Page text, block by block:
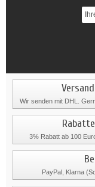
Wir senden mit DHL.
3% Rabatt ab 100
PayPal, Klarna